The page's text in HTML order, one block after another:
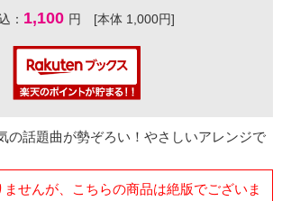
： 1,100 円 [本体 1,000円]
の話題曲が勢ぞろい！やさしいアレンジで
せんが、こちらの商品は絶版でございま